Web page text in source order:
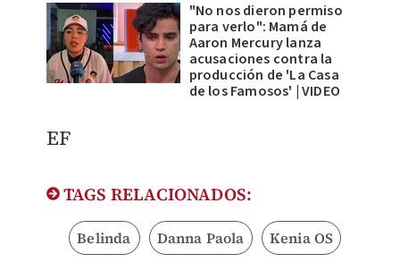
"No nos dieron permiso
para verlo": Mamá de
Aaron Mercury lanza
acusaciones contra la
producción de 'La Casa
de los Famosos' | VIDEO
EF
TAGS RELACIONADOS:
Belinda Danna Paola Kenia OS